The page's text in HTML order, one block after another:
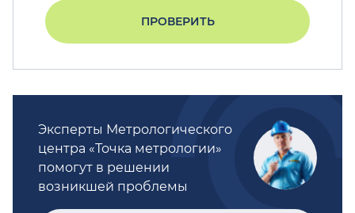
ПРОВЕРИТЬ
Эксперты Метрологического
центра «Точка метрологии»
помогут в решении
возникшей проблемы